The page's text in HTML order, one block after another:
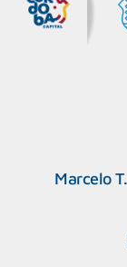
Marcelo
CAPeM – Centro